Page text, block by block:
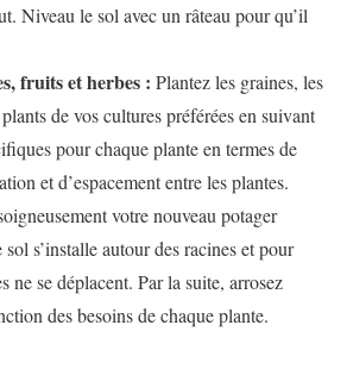
Niveau le sol avec un râteau pour qu’il
fruits et herbes : Plantez les graines, les
de vos cultures préférées en suivant
pour chaque plante en termes de
et d’espacement entre les plantes.
votre nouveau potager
s’installe autour des racines et pour
ne se déplacent. Par la suite, arrosez
des besoins de chaque plante.